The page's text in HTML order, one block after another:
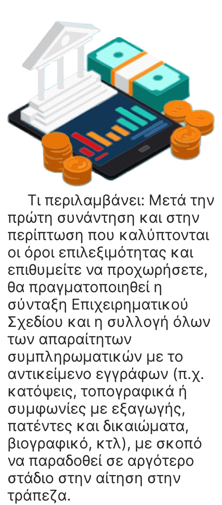
Τι περιλαμβάνει: Μετά την
πρώτη συνάντηση και στην
περίπτωση που καλύπτονται
οι όροι επιλεξιμότητας και
επιθυμείτε να προχωρήσετε,
θα πραγματοποιηθεί η
σύνταξη Επιχειρηματικού
Σχεδίου και η συλλογή όλων
των απαραίτητων
συμπληρωματικών με το
αντικείμενο εγγράφων (π.χ.
κατόψεις, τοπογραφικά ή
συμφωνίες με εξαγωγής,
πατέντες και δικαιώματα,
βιογραφικό, κτλ), με σκοπό
να παραδοθεί σε αργότερο
στάδιο στην αίτηση στην
τράπεζα.